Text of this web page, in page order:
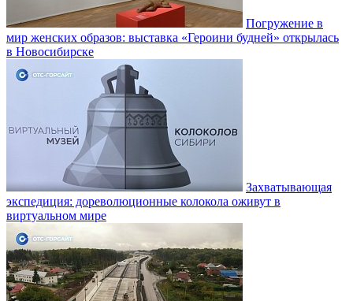
Погружение в
мир женских образов: выставка «Героини будней» открылась
в Новосибирске
Захватывающая
экспедиция: дореволюционные колокола оживут в
виртуальном мире